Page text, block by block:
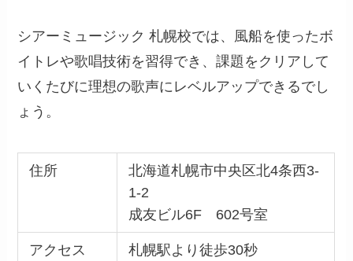
シアーミュージック 札幌校では、風船を使ったボ
イトレや歌唱技術を習得でき、課題をクリアして
いくたびに理想の歌声にレベルアップできるでし
ょう。
住所
北海道札幌市中央区北4条西3-
1-2
成友ビル6F 602号室
アクセス 札幌駅より徒歩30秒